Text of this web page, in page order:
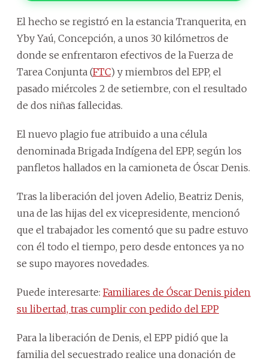
El hecho se registró en la estancia Tranquerita, en
Yby Yaú, Concepción, a unos 30 kilómetros de
donde se enfrentaron efectivos de la Fuerza de
Tarea Conjunta (FTC) y miembros del EPP, el
pasado miércoles 2 de setiembre, con el resultado
de dos niñas fallecidas.
El nuevo plagio fue atribuido a una célula
denominada Brigada Indígena del EPP, según los
panfletos hallados en la camioneta de Óscar Denis.
Tras la liberación del joven Adelio, Beatriz Denis,
una de las hijas del ex vicepresidente, mencionó
que el trabajador les comentó que su padre estuvo
con él todo el tiempo, pero desde entonces ya no
se supo mayores novedades.
Puede interesarte: Familiares de Óscar Denis piden
su libertad, tras cumplir con pedido del EPP
Para la liberación de Denis, el EPP pidió que la
familia del secuestrado realice una donación de